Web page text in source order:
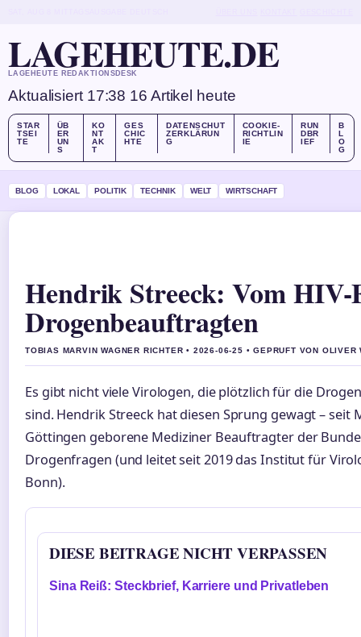
LAGEHEUTE.DE
LAGEHEUTE REDAKTIONSDESK
Aktualisiert 17:38 16 Artikel heute
STAR
TSEI
TE
ÜB
ER
UN
S
KO
NT
AK
T
GES
CHIC
HTE
DATENSCHUT
ZERKLÄRUN
G
COOKIE-
RICHTLIN
IE
RUN
DBR
IEF
B
L
O
G
BLOG LOKAL POLITIK TECHNIK WELT WIRTSCHAFT
Hendrik Streeck: Vom HIV-
Drogenbeauftragten
TOBIAS MARVIN WAGNER RICHTER • 2026-06-25 • GEPRUFT VON OLIVER
Es gibt nicht viele Virologen, die plötzlich für die
sind. Hendrik Streeck hat diesen Sprung gewagt – seit
Göttingen geborene Mediziner Beauftragter der
Drogenfragen (und leitet seit 2019 das Institut für
Bonn).
DIESE BEITRAGE NICHT VERPASSEN
Sina Reiß: Steckbrief, Karriere und Privatleben